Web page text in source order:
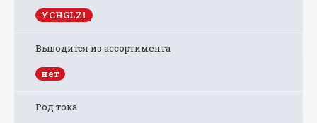
YCHGLZ1
Выводится из ассортимента
нет
Род тока